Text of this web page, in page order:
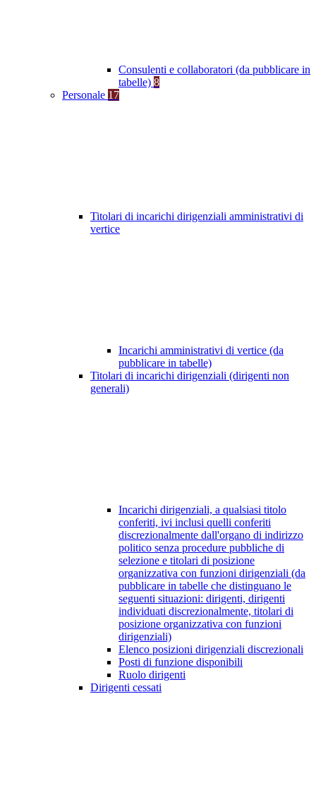
Consulenti e collaboratori (da pubblicare in
tabelle) 8
Personale 17
Titolari di incarichi dirigenziali amministrativi di
vertice
Incarichi amministrativi di vertice (da
pubblicare in tabelle)
Titolari di incarichi dirigenziali (dirigenti non
generali)
Incarichi dirigenziali, a qualsiasi titolo
conferiti, ivi inclusi quelli conferiti
discrezionalmente dall'organo di indirizzo
politico senza procedure pubbliche di
selezione e titolari di posizione
organizzativa con funzioni dirigenziali (da
pubblicare in tabelle che distinguano le
seguenti situazioni: dirigenti, dirigenti
individuati discrezionalmente, titolari di
posizione organizzativa con funzioni
dirigenziali)
Elenco posizioni dirigenziali discrezionali
Posti di funzione disponibili
Ruolo dirigenti
Dirigenti cessati